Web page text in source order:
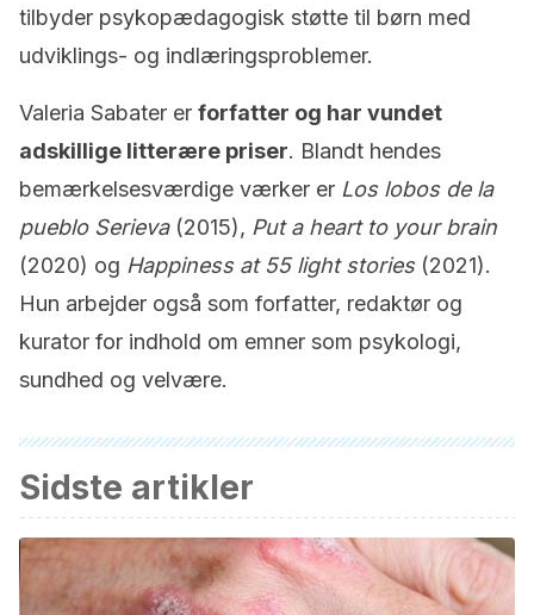
tilbyder psykopædagogisk støtte til børn med
udviklings- og indlæringsproblemer.
Valeria Sabater er forfatter og har vundet
adskillige litterære priser. Blandt hendes
bemærkelsesværdige værker er Los lobos de la
pueblo Serieva(2015), Put a heart to your brain
(2020) og Happiness at 55 light stories(2021).
Hun arbejder også som forfatter, redaktør og
kurator for indhold om emner som psykologi,
sundhed og velvære.
Sidste artikler